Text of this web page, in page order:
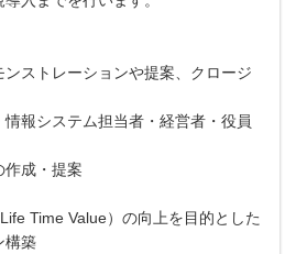
ンストレーションや提案、クロージ
情報システム担当者・経営者・役員
作成・提案
Time Value）の向上を目的とした
構築